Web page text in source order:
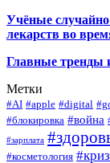
Учёные
лекарств во
Главные тренды
Метки
#AI #apple #digital
#блокировка #война
#зарплата
#косметология